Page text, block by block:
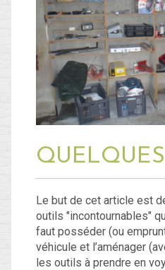
Le but de cet article est
outils "incontournables"
faut posséder (ou
véhicule et l’aménager
les outils à prendre en